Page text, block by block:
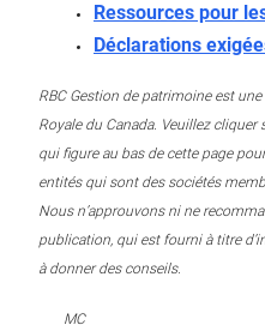
Ressources pour
Déclarations
RBC Gestion de patrimoine est
Royale du Canada. Veuillez
qui figure au bas de cette page
entités qui sont des sociétés
Nous n’approuvons ni ne
publication, qui est fourni à titre
à donner des conseils.
MC